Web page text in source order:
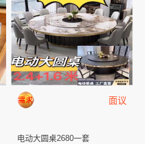
面议
电动大圆桌2680一套